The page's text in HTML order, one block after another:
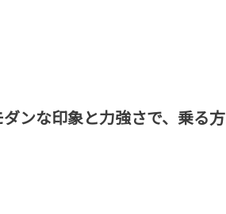
ンな印象と力強さで、乗る方